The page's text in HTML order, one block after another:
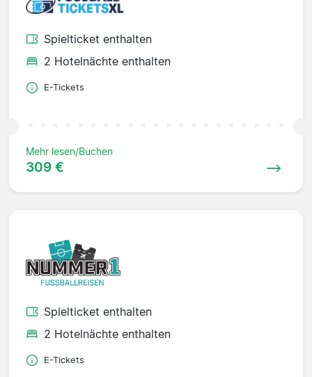
Spielticket enthalten
2 Hotelnächte enthalten
E-Tickets
Mehr lesen/Buchen
309 €
Spielticket enthalten
2 Hotelnächte enthalten
E-Tickets